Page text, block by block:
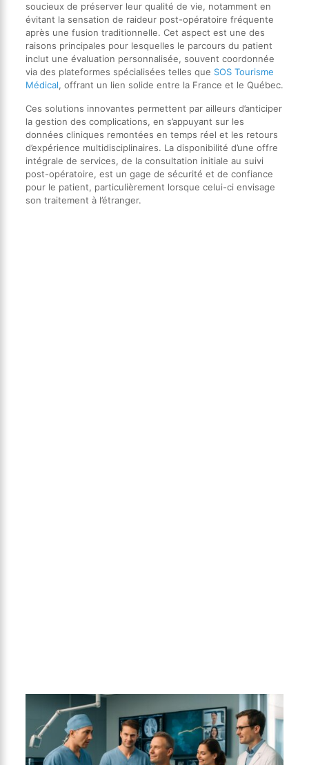
soucieux de préserver leur qualité de vie, notamment en
évitant la sensation de raideur post-opératoire fréquente
après une fusion traditionnelle. Cet aspect est une des
raisons principales pour lesquelles le parcours du patient
inclut une évaluation personnalisée, souvent coordonnée
via des plateformes spécialisées telles que SOS Tourisme
Médical, offrant un lien solide entre la France et le Québec.
Ces solutions innovantes permettent par ailleurs d’anticiper
la gestion des complications, en s’appuyant sur les
données cliniques remontées en temps réel et les retours
d’expérience multidisciplinaires. La disponibilité d’une offre
intégrale de services, de la consultation initiale au suivi
post-opératoire, est un gage de sécurité et de confiance
pour le patient, particulièrement lorsque celui-ci envisage
son traitement à l’étranger.